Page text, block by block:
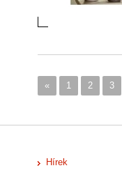
« 1 2 3
Hírek